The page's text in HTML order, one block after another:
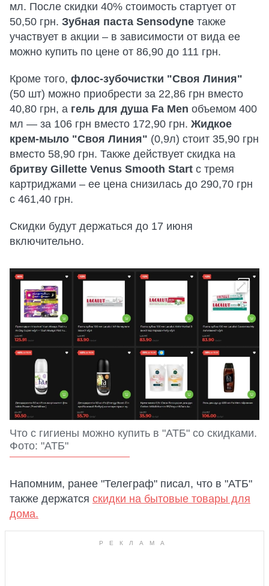
мл. После скидки 40% стоимость стартует от
50,50 грн. Зубная паста Sensodyne также
участвует в акции – в зависимости от вида ее
можно купить по цене от 86,90 до 111 грн.
Кроме того, флос-зубочистки "Своя Линия"
(50 шт) можно приобрести за 22,86 грн вместо
40,80 грн, а гель для душа Fa Men объемом 400
мл — за 106 грн вместо 172,90 грн. Жидкое
крем-мыло "Своя Линия" (0,9л) стоит 35,90 грн
вместо 58,90 грн. Также действует скидка на
бритву Gillette Venus Smooth Start с тремя
картриджами – ее цена снизилась до 290,70 грн
с 461,40 грн.
Скидки будут держаться до 17 июня
включительно.
Что с гигиены можно купить в "АТБ" со скидками.
Фото: "АТБ"
Напомним, ранее "Телеграф" писал, что в "АТБ"
также держатся скидки на бытовые товары для
дома.